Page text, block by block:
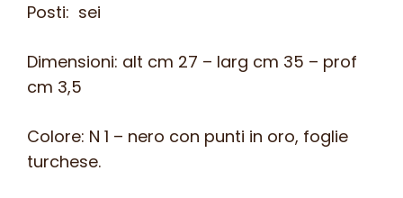
Posti: sei
Dimensioni: alt cm 27 – larg cm 35 – prof
cm 3,5
Colore: N 1 – nero con punti in oro, foglie
turchese.